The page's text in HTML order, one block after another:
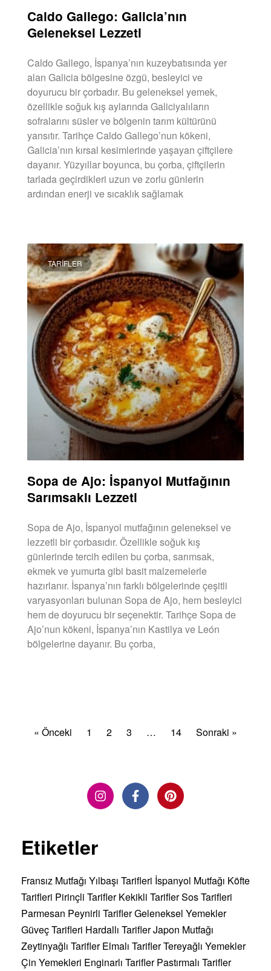
Caldo Gallego: Galicia’nın
Geleneksel Lezzeti
Caldo Gallego, İspanya’nın kuzeybatısında yer
alan Galicia bölgesine özgü, besleyici ve
doyurucu bir çorbadır. Bu geleneksel yemek,
özellikle soğuk kış aylarında Galiciyalıların
sofralarını süsler ve bölgenin tarım kültürünü
yansıtır. Tarihçe Caldo Gallego’nun kökeni,
Galicia’nın kırsal kesimlerinde yaşayan çiftçilere
dayanır. Yüzyıllar boyunca, bu çorba, çiftçilerin
tarlada geçirdikleri uzun ve zorlu günlerin
ardından enerji ve sıcaklık sağlamak
TARIFLER
Sopa de Ajo: İspanyol Mutfağının
Sarımsaklı Lezzeti
Sopa de Ajo, İspanyol mutfağının geleneksel ve
lezzetli bir çorbasıdır. Özellikle soğuk kış
günlerinde tercih edilen bu çorba, sarımsak,
ekmek ve yumurta gibi basit malzemelerle
hazırlanır. İspanya’nın farklı bölgelerinde çeşitli
varyasyonları bulunan Sopa de Ajo, hem besleyici
hem de doyurucu bir seçenektir. Tarihçe Sopa de
Ajo’nun kökeni, İspanya’nın Kastilya ve León
bölgelerine dayanır. Bu çorba,
« Önceki 1 2 3 … 14 Sonraki »
Etiketler
Fransız Mutfağı Yılbaşı Tarifleri İspanyol Mutfağı Köfte
Tarifleri Pirinçli Tarifler Kekikli TariflerSos Tarifleri
Parmesan Peynirli TariflerGeleneksel Yemekler
Güveç Tarifleri Hardallı TariflerJapon Mutfağı
Zeytinyağlı Tarifler Elmalı TariflerTereyağlı Yemekler
Çin Yemekleri Enginarlı Tarifler Pastırmalı Tarifler